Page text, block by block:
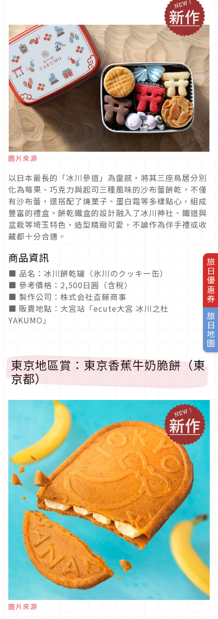
旅日優惠券
旅日地圖
圖片來源
以日本最長的「冰川參道」為靈感，將其三座鳥居分別
化為莓果、巧克力與起司三種風味的沙布蕾餅乾。不僅
有沙布蕾，還搭配了燒菓子、蛋白霜等多樣點心，組成
豐富的禮盒。餅乾鐵盒的設計融入了冰川神社、鐵道與
盆栽等埼玉特色，造型精緻可愛，不論作為伴手禮或收
藏都十分合適。
商品資訊
■ 品名：冰川餅乾罐（氷川のクッキー缶）
■ 參考價格：2,500日圓（含稅）
■ 製作公司：株式会社斎藤商事
■ 販賣地點：大宮站「ecute大宮 冰川之杜
YAKUMO」
東京地區賞：東京香蕉牛奶脆餅（東
京都）
圖片來源